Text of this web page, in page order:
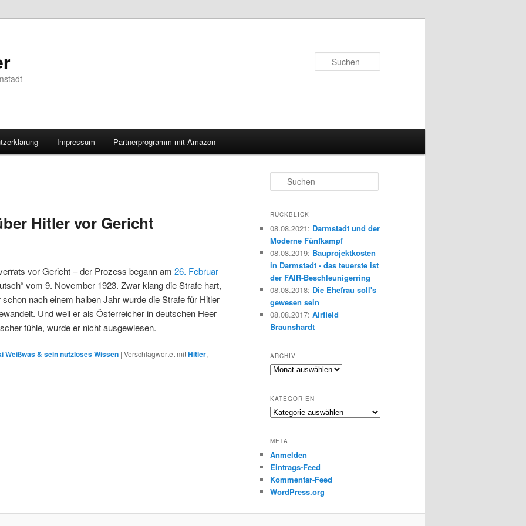
Impressum Partnerprogramm mit Amazon
Hitler vor Gericht
vor Gericht – der Prozess begann am 26. Februar
vom 9. November 1923. Zwar klang die Strafe hart,
schon nach einem halben Jahr wurde die Strafe für Hitler
Und weil er als Österreicher in deutschen Heer
fühle, wurde er nicht ausgewiesen.
Weißwas & sein nutzloses Wissen | Verschlagwortet mitHitler,
u
h
n
RÜCKBLICK
08.08.2021: Darmstadt und der
Moderne Fünfkampf
08.08.2019: Bauprojektkosten
in Darmstadt - das teuerste ist
der FAIR-Beschleunigerring
08.08.2018: Die Ehefrau soll's
gewesen sein
08.08.2017: Airfield
Braunshardt
ARCHIV
Archiv
KATEGORIEN
Kategorien
META
Anmelden
Eintrags-Feed
Kommentar-Feed
WordPress.org